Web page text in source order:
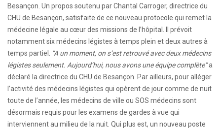
Besançon. Un propos soutenu par Chantal Carroger, directrice du
CHU de Besançon, satisfaite de ce nouveau protocole qui remet la
médecine légale au cœur des missions de l’hôpital. Il prévoit
notamment six médecins légistes à temps plein et deux autres à
temps partiel.
”A un moment, on s’est retrouvé avec deux médecins
légistes seulement. Aujourd’hui, nous avons une équipe complète”a
déclaré la directrice du CHU de Besançon. Par ailleurs, pour alléger
l’activité des médecins légistes qui opèrent de jour comme de nuit
toute de l’année, les médecins de ville ou SOS médecins sont
désormais requis pour les examens de gardes à vue qui
interviennent au milieu de la nuit. Qui plus est, un nouveau poste